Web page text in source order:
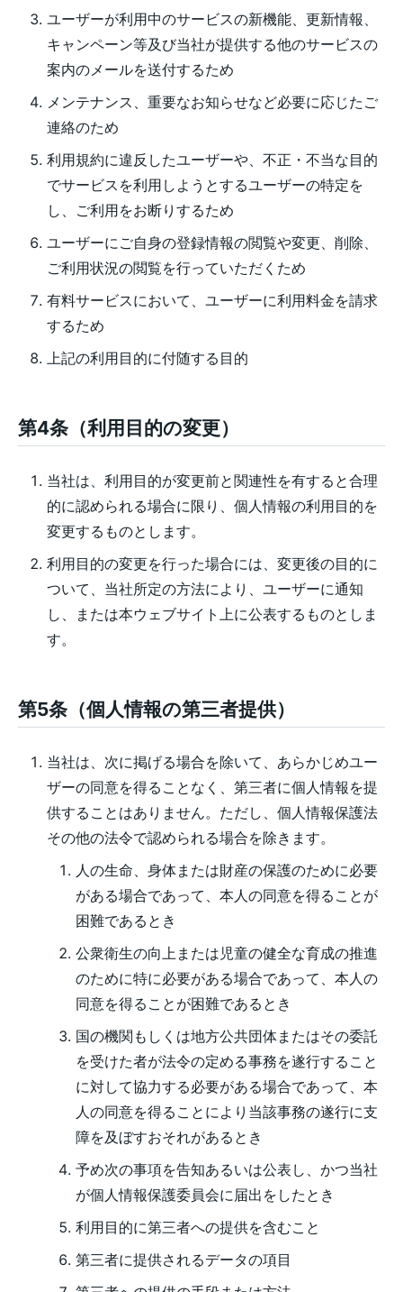
ユーザーが利用中のサービスの新機能、更新情報、
キャンペーン等及び当社が提供する他のサービスの
案内のメールを送付するため
メンテナンス、重要なお知らせなど必要に応じたご
連絡のため
利用規約に違反したユーザーや、不正・不当な目的
でサービスを利用しようとするユーザーの特定を
し、ご利用をお断りするため
ユーザーにご自身の登録情報の閲覧や変更、削除、
ご利用状況の閲覧を行っていただくため
有料サービスにおいて、ユーザーに利用料金を請求
するため
上記の利用目的に付随する目的
第4条（利用目的の変更）
当社は、利用目的が変更前と関連性を有すると合理
的に認められる場合に限り、個人情報の利用目的を
変更するものとします。
利用目的の変更を行った場合には、変更後の目的に
ついて、当社所定の方法により、ユーザーに通知
し、または本ウェブサイト上に公表するものとしま
す。
第5条（個人情報の第三者提供）
当社は、次に掲げる場合を除いて、あらかじめユー
ザーの同意を得ることなく、第三者に個人情報を提
供することはありません。ただし、個人情報保護法
その他の法令で認められる場合を除きます。
人の生命、身体または財産の保護のために必要
がある場合であって、本人の同意を得ることが
困難であるとき
公衆衛生の向上または児童の健全な育成の推進
のために特に必要がある場合であって、本人の
同意を得ることが困難であるとき
国の機関もしくは地方公共団体またはその委託
を受けた者が法令の定める事務を遂行すること
に対して協力する必要がある場合であって、本
人の同意を得ることにより当該事務の遂行に支
障を及ぼすおそれがあるとき
予め次の事項を告知あるいは公表し、かつ当社
が個人情報保護委員会に届出をしたとき
利用目的に第三者への提供を含むこと
第三者に提供されるデータの項目